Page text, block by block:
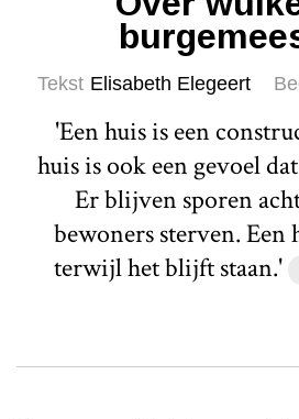
Tekst Elisabeth Elegeert
'Een huis is een
huis is ook een gevoel
Er blijven sporen
bewoners sterven. Een
terwijl het blijft staan.'